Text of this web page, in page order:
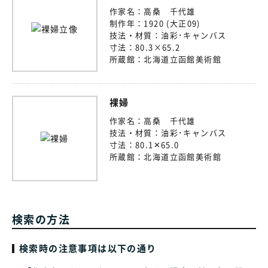
作家名： 高桑 千代雄
制作年： 1920 (大正09)
技法・材質：油彩･キャンバス
寸法： 80.3×65.2
所蔵館：北海道立函館美術館
裸婦
作家名： 高桑 千代雄
技法・材質：油彩･キャンバス
寸法： 80.1✕65.0
所蔵館： 北海道立函館美術館
検索の方法
検索時の注意事項は以下の通り